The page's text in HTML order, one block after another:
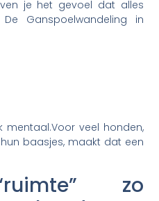
je het gevoel dat alles
Ganspoelwandeling in
mentaal.Voor veel honden,
baasjes, maakt dat een
zo